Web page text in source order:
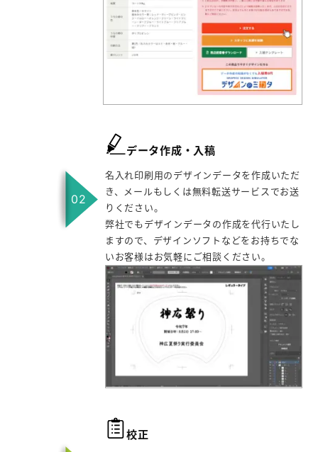
データ作成・入稿
名入れ印刷用のデザインデータを作成いただ
き、メールもしくは無料転送サービスでお送
りください。
弊社でもデザインデータの作成を代行いたし
ますので、デザインソフトなどをお持ちでな
いお客様はお気軽にご相談ください。
校正